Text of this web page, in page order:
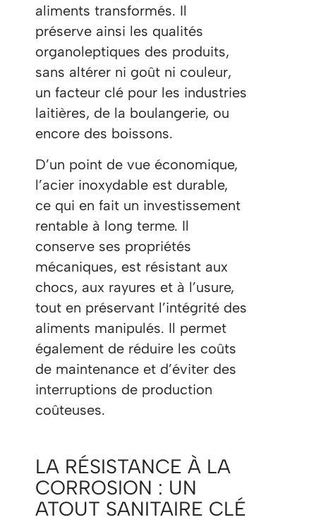
aliments transformés. Il
préserve ainsi les qualités
organoleptiques des produits,
sans altérer ni goût ni couleur,
un facteur clé pour les industries
laitières, de la boulangerie, ou
encore des boissons.
D’un point de vue économique,
l’acier inoxydable est durable,
ce qui en fait un investissement
rentable à long terme. Il
conserve ses propriétés
mécaniques, est résistant aux
chocs, aux rayures et à l’usure,
tout en préservant l’intégrité des
aliments manipulés. Il permet
également de réduire les coûts
de maintenance et d’éviter des
interruptions de production
coûteuses.
LA RÉSISTANCE À LA
CORROSION : UN
ATOUT SANITAIRE CLÉ